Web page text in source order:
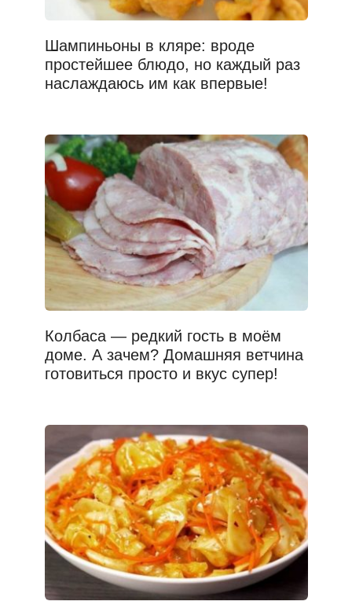
Шампиньоны в кляре: вроде
простейшее блюдо, но каждый раз
наслаждаюсь им как впервые!
Колбаса — редкий гость в моём
доме. А зачем? Домашняя ветчина
готовиться просто и вкус супер!